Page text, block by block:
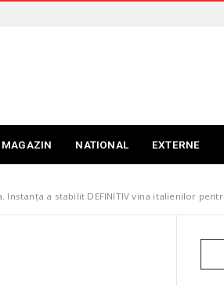
MAGAZIN NATIONAL EXTERNE
a stabilit DEFINITIV vina italienilor